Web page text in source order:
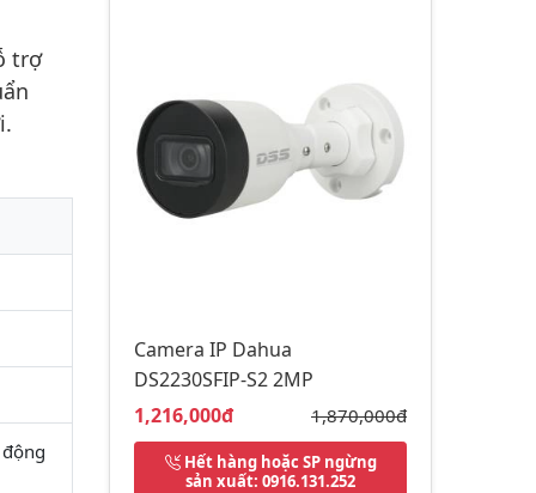
trợ
Camera IP Dahua
DS2230SFIP-S2 2MP
Giá bán:
1,216,000đ Giá gốc:
1,870,000đ
Hết hàng hoặc SP ngừng
sản xuất: 0916.131.252